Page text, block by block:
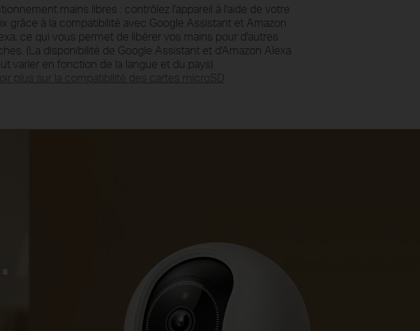
mains libres : contrôlez l'appareil à l'aide de votre
grâce à la compatibilité avec Google Assistant et Amazon
ce qui vous permet de libérer vos mains pour d'autres
(La disponibilité de Google Assistant et d'Amazon Alexa
varier en fonction de la langue et du pays)
plus sur la compatibilité des cartes microSD